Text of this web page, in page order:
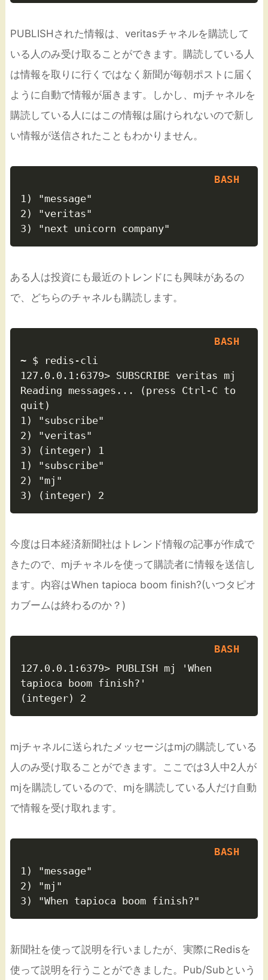
PUBLISHされた情報は、veritasチャネルを購読して
いる人のみ受け取ることができます。購読している人
は情報を取りに行くではなく新聞が毎朝ポストに届く
ように自動で情報が届きます。しかし、mjチャネルを
購読している人にはこの情報は届けられないので新し
い情報が送信されたこともわかりません。
1) "message"
2) "veritas"
ある人は投資にも最近のトレンドにも興味があるの
で、どちらのチャネルも購読します。
~ $ redis-cli
127.0.0.1:6379> SUBSCRIBE veritas mj
Reading messages... (press Ctrl-C to
quit)
1) "subscribe"
2) "veritas"
3) (integer) 1
1) "subscribe"
2) "mj"
今度は日本経済新聞社はトレンド情報の記事が作成で
きたので、mjチャネルを使って購読者に情報を送信し
ます。内容はWhen tapioca boom finish?(いつタピオ
カブームは終わるのか？)
127.0.0.1:6379> PUBLISH mj 'When
tapioca boom finish?'
mjチャネルに送られたメッセージはmjの購読している
人のみ受け取ることができます。ここでは3人中2人が
mjを購読しているので、mjを購読している人だけ自動
で情報を受け取れます。
1) "message"
2) "mj"
新聞社を使って説明を行いましたが、実際にRedisを
使って説明を行うことができました。Pub/Subという